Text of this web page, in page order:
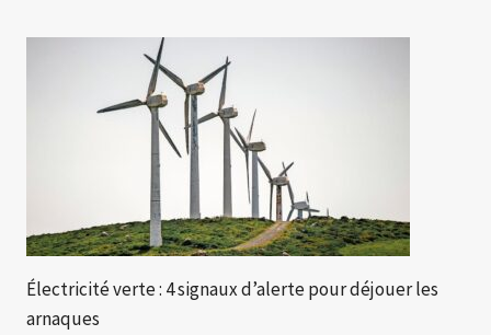
Électricité verte : 4 signaux d’alerte pour déjouer les
arnaques